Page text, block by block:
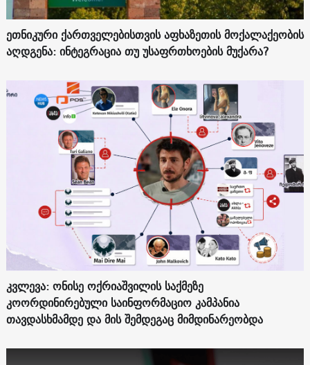
ეთნიკური ქართველებისთვის აფხაზეთის მოქალაქეობის
აღდგენა: ინტეგრაცია თუ უსაფრთხოების მუქარა?
კვლევა: ონისე ოქრიაშვილის საქმეზე
კოორდინირებული საინფორმაციო კამპანია
თავდასხმამდე და მის შემდეგაც მიმდინარეობდა